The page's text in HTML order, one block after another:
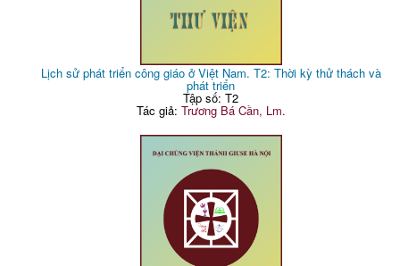
Lịch sử phát triển công giáo ở Việt Nam. T2: Thời kỳ thử thách và
phát triển
Tập số: T2
Tác giả: Trương Bá Cần, Lm.